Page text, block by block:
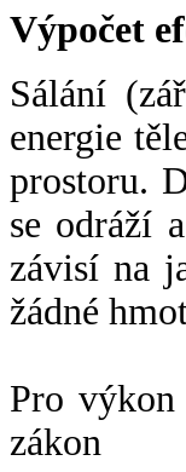
Výpočet
Sálání
energie
prostoru.
se odráží
závisí na
žádné
Pro výkon
zákon